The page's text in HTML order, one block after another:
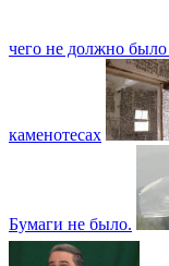
чего не должно было
каменотесах
Бумаги не было.